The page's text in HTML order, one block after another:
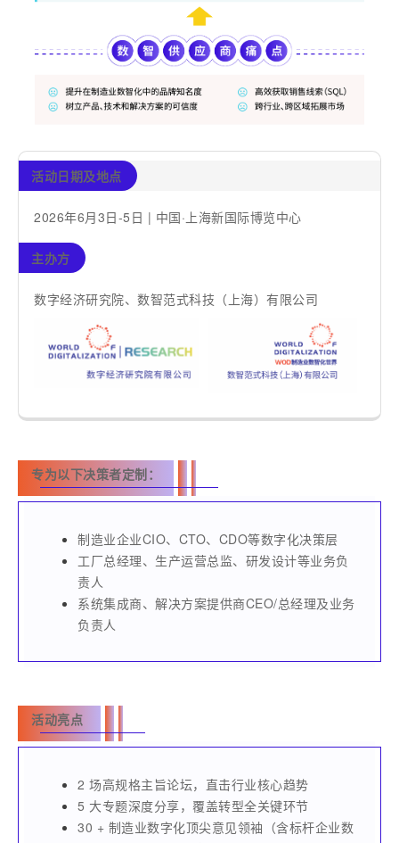
活动日期及地点
2026年6月3日-5日 | 中国·上海新国际博览中心
主办方
数字经济研究院、数智范式科技（上海）有限公司
专为以下决策者定制：
制造业企业CIO、CTO、CDO等数字化决策层
工厂总经理、生产运营总监、研发设计等业务负
责人
系统集成商、解决方案提供商CEO/总经理及业务
负责人
活动亮点
2 场高规格主旨论坛，直击行业核心趋势
5 大专题深度分享，覆盖转型全关键环节
30 + 制造业数字化顶尖意见领袖（含标杆企业数